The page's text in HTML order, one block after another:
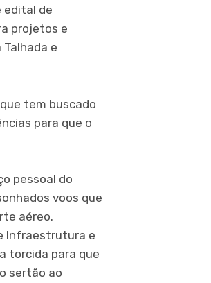
edital de
projetos e
e
tem buscado
para que o
pessoal do
voos que
aéreo.
Infraestrutura e
torcida para que
sertão ao